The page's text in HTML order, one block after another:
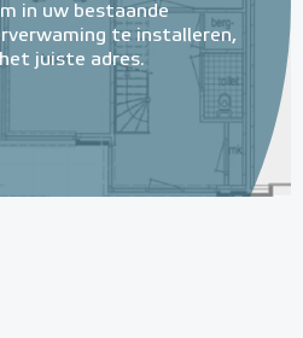
in uw bestaande
te installeren,
juiste adres.